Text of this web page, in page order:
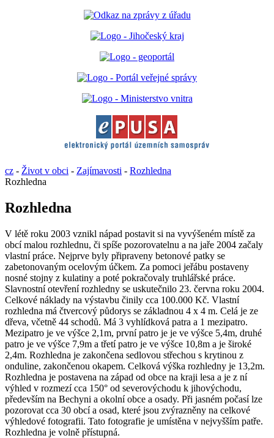
cz - Život v obci - Zajímavosti - Rozhledna
Rozhledna
Rozhledna
V létě roku 2003 vznikl nápad postavit si na vyvýšeném místě za
obcí malou rozhlednu, či spíše pozorovatelnu a na jaře 2004 začaly
vlastní práce. Nejprve byly připraveny betonové patky se
zabetonovaným ocelovým účkem. Za pomoci jeřábu postaveny
nosné stojny z kulatiny a poté pokračovaly truhlářské práce.
Slavnostní otevření rozhledny se uskutečnilo 23. června roku 2004.
Celkové náklady na výstavbu činily cca 100.000 Kč. Vlastní
rozhledna má čtvercový půdorys se základnou 4 x 4 m. Celá je ze
dřeva, včetně 44 schodů. Má 3 vyhlídková patra a 1 mezipatro.
Mezipatro je ve výšce 2,1m, první patro je je ve výšce 5,4m, druhé
patro je ve výšce 7,9m a třetí patro je ve výšce 10,8m a je široké
2,4m. Rozhledna je zakončena sedlovou střechou s krytinou z
onduline, zakončenou okapem. Celková výška rozhledny je 13,2m.
Rozhledna je postavena na západ od obce na kraji lesa a je z ní
výhled v rozmezí cca 150° od severovýchodu k jihovýchodu,
především na Bechyni a okolní obce a osady. Při jasném počasí lze
pozorovat cca 30 obcí a osad, které jsou zvýrazněny na celkové
výhledové fotografii. Tato fotografie je umístěna v nejvyšším patře.
Rozhledna je volně přístupná.